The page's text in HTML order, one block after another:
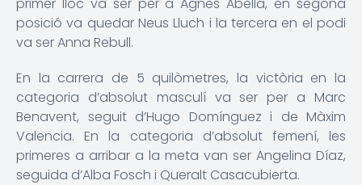
posició va quedar Neus Lluch i la tercera en el podi
va ser Anna Rebull.
En la carrera de 5 quilòmetres, la victòria en la
categoria d’absolut masculí va ser per a Marc
Benavent, seguit d’Hugo Domínguez i de Màxim
Valencia. En la categoria d’absolut femení, les
primeres a arribar a la meta van ser Angelina Díaz,
seguida d’Alba Fosch i Queralt Casacubierta.